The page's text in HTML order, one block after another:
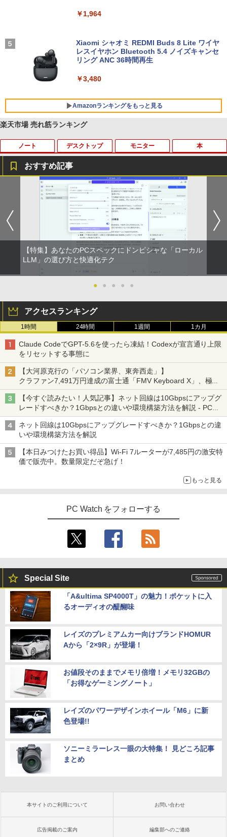
￥1,964
Xiaomi シャオミ REDMI Buds 8 Lite ワイヤ
レスイヤホン Bluetooth 5.4 ノイズキャンセ
リング ANC 36時間再生
￥3,480
Amazonランキングをもっと見る
BRUCE WAYNE feat. Flo Milli, ATL Jacob
[Explicit]
￥250
BRUCE WAYNE feat. Flo Milli, ATL Jacob
[Explicit]
￥250
On My Road (Stadium ver.)
見知らぬ糸
￥250
On My Road (Stadium ver.)
￥250
by Amazon 天然水 ラベルレス 500ml ×24本
富士山の天然水 バナジウム含有 水 ミネラル
ットル (Smart Basic)
￥1,380
【Amazon.co.jp限定】 い・ろ・は・す 2L P
ET ラベルレス ×8本
￥1,112
by Amazon 天然水ラベルレス 2L×9本
￥1,117
【Amazon.co.jp限定】 伊藤園 磨かれて、澄
みきった日本の水 2L 8本 ラベルレス [ ケース
] [ 水 ] [ ペットボトル ] [ 箱買い ] [ ストック
] [ 水分補給 ]
￥998
by Amazon 炭酸水 ラベルレス 500ml ×24本
強炭酸水 ペットボトル 500ミリリットル (Sm
art Basic)
￥1,625
薬屋のひとりごと 17巻 (デジタル版ビッグガ
ンガンコミックス)
￥770
ONE PIECE モノクロ版 115 (ジャンプコミッ
クスDIGITAL)
￥594
異世界居酒屋「のぶ」(22) (角川コミックス・
エース)
￥832
HUNTER×HUNTER モノクロ版 39 (ジャンプ
コミックスDIGITAL)
￥572
スーパーの裏でヤニ吸うふたり 9巻 (デジタル
版ビッグガンガンコミックス)
￥810
楽天市場 売れ筋ランキング
ノート
【新品】Windows11 ノートパソコン off
ice付き 15.6インチワイド液晶 フルHD I
ntel Pentium GOLD 6500Y メモリ12GB
新品SSD256GB USB3.0 HDMI 日本語配
列キーボード【NC15】
￥39,800
2
中古｜DELL Alienware Aurora R5｜Cor
e i7｜メモリ8GB｜SSD256GB＋HDD1T
Force GTX 1070搭載｜ゲーミングPC 中
古｜デスクトップPC 中古PC｜高性能 グ
ラフィック搭載｜ゲーム 動画編集 画像編
集 仕事用
￥44,999
超得5,000円OFF&P10倍｜CPU第11世代
｜NEC VM-9｜最大180日保証｜中古ノー
トパソコン Windows11 office付き｜Co
re i5 第11世代｜メモリ最大16GB SSD25
6GB｜Microsoft office2019搭載｜13.3
インチ｜Webカメラ搭載｜ノートパソコ
ン｜中古パソコン｜パソコン｜中古ノー
トPC
￥45,800
2025年 年間出荷数 No.2 ノートPC 2026
年 爆進中！】整備済み ノートパソコン 1
12GB 16GB メモリ Wi-Fi 無線LAN Web
カメラ HP 最高峰 EliteBook 830 G5 中
￥51,800
5
フルHD 14.0型 DELL Latitude 7410 Cor
11【中古】
デスクトップ
【訳あり品】中古パソコン | NEC | Mate
MKM30B-4 | Windows11 | デスクトップ
| 一年保証 | 第8世代 | Core i5 8500 3.0
(〜最大4.1)GHz | MEM:8GB | SSD:256G
B(NVMe) | DVD-ROM | 無線LAN:あり |
Win11Pro64bit
￥15,000
中古パソコン | NEC | Mate MRL36L-5 |
第9世代 | Core i3 9100 3.6(〜最大4.2)G
Hz | MEM:8GB | SSD:256GB(新品) | DV
Dマルチ | Win11Pro64bit
3
送料無料 MouseComputer SL4-B450 単
体 AMD Ryzen 3 3200G Windows11 64
bit HDMI メモリー8GB 高速SSD256GB
M.2-SATA +HDD1TB DVDマルチ 中古デ
スクトップパソコン 中古 パソコン【30
日保証】1235602
￥19,800
720s Small | Windows11 | デスクトップ
B(新品) | DVDマルチ | Win11Pro64bit
代 Corei3/i5-8500T メモリ最大16GB SS
D1TB 二画面デュアル アウトレット オフ
ィス付き 最新MSOffice2024可 Win11Pr
o 中古パソコンデスクトップパソコン ミ
ニPC デル 中古パソコンデスクトップPC
モニター
【BenQ公式店】BenQ ベンキュー GW2
491 23.8インチ アイケアモニター Full H
D/IPS/HDMI/DP/ブルーライト軽減プラ
ス/フリッカーフリー/ティルト機能/24型/
24インチ相当 PCモニター
￥13,896
2
Philips｜フィリップス 液晶ディスプレ
イ(27型/IPS/FullHD 1920×1080/120Hz/
￥13,800
3
タイムレコーダー 勤怠管理機 指紋認証・
パスワード認証 出勤レコーダー 勤怠レコ
ーダー 電子タイムレコーダー USBデー
タ管理 自動集計機能 1000ユーザー対応
100,000レコード保存 簡単設定 2.8イン
チLCDスクリーン PSE認証済
￥14,880
4
レノボジャパン Lenovo L24-4C モニ
ター ［23.8型 / フルHD(1920×1080) / ワ
イド / 144Hz］ クラウドグレー 67DDK
Yoothi 互換品 14.0インチ Lenovo Yoga
7-14ITL5 82BH 対応 FullHD 1920x1080
IPS LED LCD ディスプレイ タッチスク
本
永瀬廉 プレミアムBOX【初回限定版】
（仮） [ 永瀬廉 ]
￥8,800
[新品]葬送のフリーレン (1-15巻 最新刊)
￥8,965
3
公式TOEIC Listening & Reading 問題
￥3,630
4 WORLD SEIKYO vol.8 [ 聖教新聞社 ]
￥300
おすすめ記事
【特集】あなたのPCスペックにドンピシャな「ローカル
LLM」の選び方と快適化テク
● ● ● ● ●
アクセスランキング
1時間 24時間 1週間 1カ月
Claude CodeでGPT-5.6を使ったら凍結！Codexが宣言通り上限
をリセットする事態に
【大河原克行の「パソコン業界、東奔西走」】
クラファン7,491万円達成の富士通「FMV Keyboard X」、極限
の静音化を追求
【今すぐ読みたい！人気記事】ネット回線は10Gbpsにアップグ
レードすべきか？1Gbpsとの違いや環境構築方法を解説 - PC
Watch
ネット回線は10Gbpsにアップグレードすべきか？1Gbpsとの違
いや環境構築方法を解説
【本日みつけたお買い得品】Wi-Fi 7ルーターが7,485円の激安特
価で販売中。数量限定だぞ急げ！
もっと見る
PC Watch をフォローする
Special Site
「A&ultima SP4000T」の魅力！ポケットに入
るオーディオの醍醐味
レイズのプレミアムカー向けブランドHOMUR
Aから「2×9R」が登場！
お値段そのままでメモリ倍増！メモリ32GBの
「お得なゲーミングノート」
レイズのパワーデザインホイール「M6」に新
色登場!!
ソニーミラーレス一眼の大特集！ 見どころ記事
まとめ
本サイトのご利用について お問い合わせ
広告掲載のご案内 編集部へのご連絡